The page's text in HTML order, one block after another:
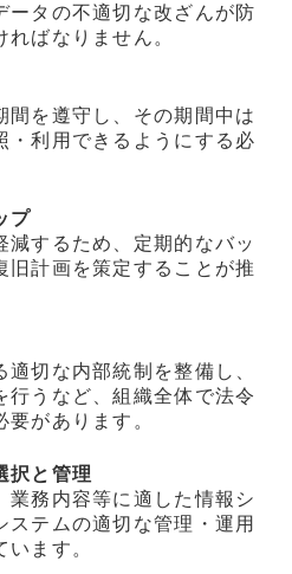
ータの不適切な改ざんが防
ばなりません。
間を遵守し、その期間中は
・利用できるようにする必
プ
減するため、定期的なバッ
旧計画を策定することが推
切な内部統制を整備し、
行うなど、組織全体で法令
があります。
択と管理
業務内容等に適した情報シ
ステムの適切な管理・運用
ます。